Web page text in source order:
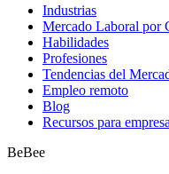
Industrias
Mercado Laboral por
Habilidades
Profesiones
Tendencias del
Empleo remoto
Blog
Recursos para
BeBee